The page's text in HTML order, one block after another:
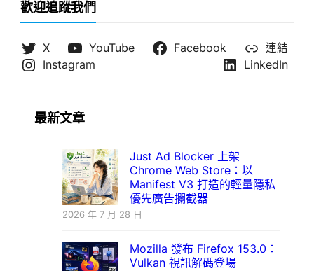
歡迎追蹤我們
X YouTube Facebook
連結
Instagram
LinkedIn
最新文章
Just Ad Blocker 上架
Chrome Web Store：以
Manifest V3 打造的輕量隱私
優先廣告攔截器
2026 年 7 月 28 日
Mozilla 發布 Firefox 153.0：
Vulkan 視訊解碼登場